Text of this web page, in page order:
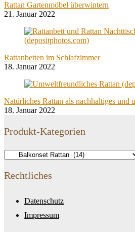
Rattan Gartenmöbel überwintern
21. Januar 2022
Rattanbetten im Schlafzimmer
18. Januar 2022
Natürliches Rattan als nachhaltiges und
18. Januar 2022
Produkt-Kategorien
Rechtliches
Datenschutz
Impressum